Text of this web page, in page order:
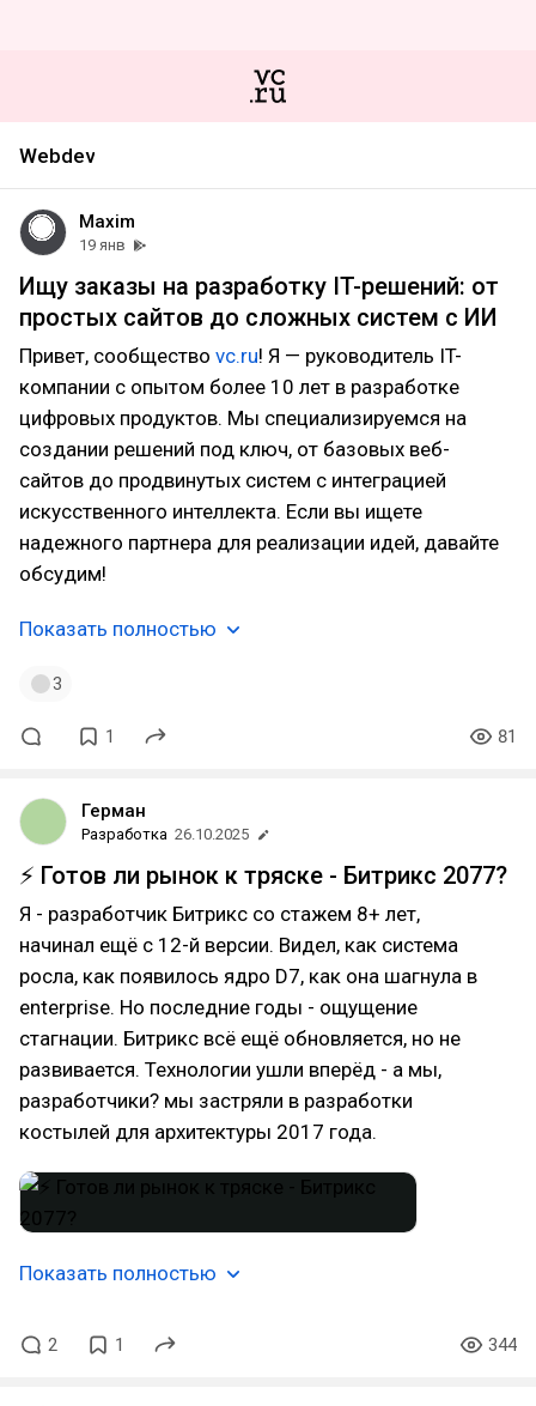
Webdev
Maxim
19 янв
Ищу заказы на разработку IT-решений: от
простых сайтов до сложных систем с ИИ
Привет, сообщество vc.ru! Я — руководитель IT-
компании с опытом более 10 лет в разработке
цифровых продуктов. Мы специализируемся на
создании решений под ключ, от базовых веб-
сайтов до продвинутых систем с интеграцией
искусственного интеллекта. Если вы ищете
надежного партнера для реализации идей, давайте
обсудим!
Показать полностью
3
1 81
Герман
Разработка 26.10.2025
⚡ Готов ли рынок к тряске - Битрикс 2077?
Я - разработчик Битрикс со стажем 8+ лет,
начинал ещё с 12-й версии. Видел, как система
росла, как появилось ядро D7, как она шагнула в
enterprise. Но последние годы - ощущение
стагнации. Битрикс всё ещё обновляется, но не
развивается. Технологии ушли вперёд - а мы,
разработчики? мы застряли в разработки
костылей для архитектуры 2017 года.
Показать полностью
2 1 344